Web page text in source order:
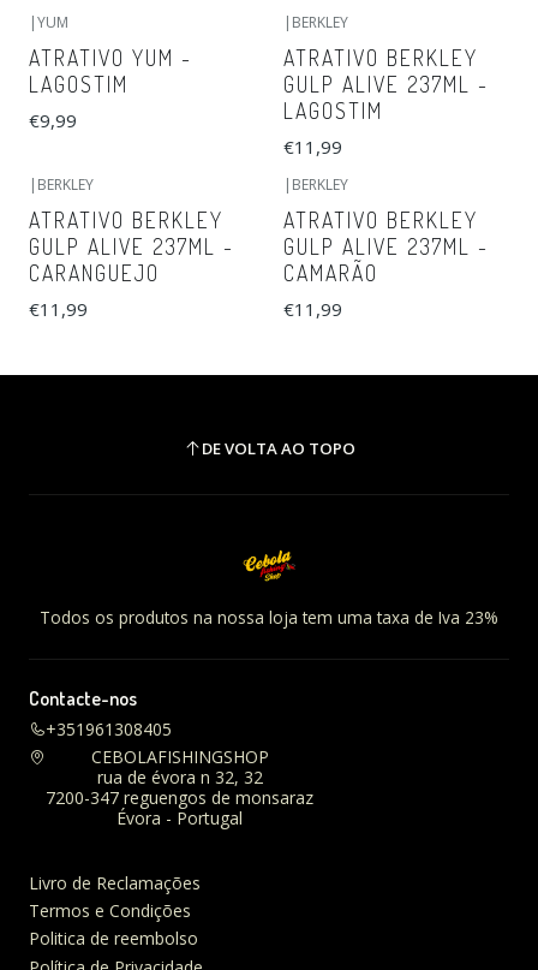
|YUM
ATRATIVO YUM -
LAGOSTIM
€9,99
| BERKLEY
ATRATIVO BERKLEY
GULP ALIVE 237ML -
LAGOSTIM
€11,99
| BERKLEY
ATRATIVO BERKLEY
GULP ALIVE 237ML -
CARANGUEJO
€11,99
| BERKLEY
ATRATIVO BERKLEY
GULP ALIVE 237ML -
CAMARÃO
€11,99
DE VOLTA AO TOPO
Todos os produtos na nossa loja tem uma taxa de Iva 23%
Contacte-nos
+351961308405
CEBOLAFISHINGSHOP
rua de évora n 32, 32
7200-347 reguengos de monsaraz
Évora - Portugal
Livro de Reclamações
Termos e Condições
Politica de reembolso